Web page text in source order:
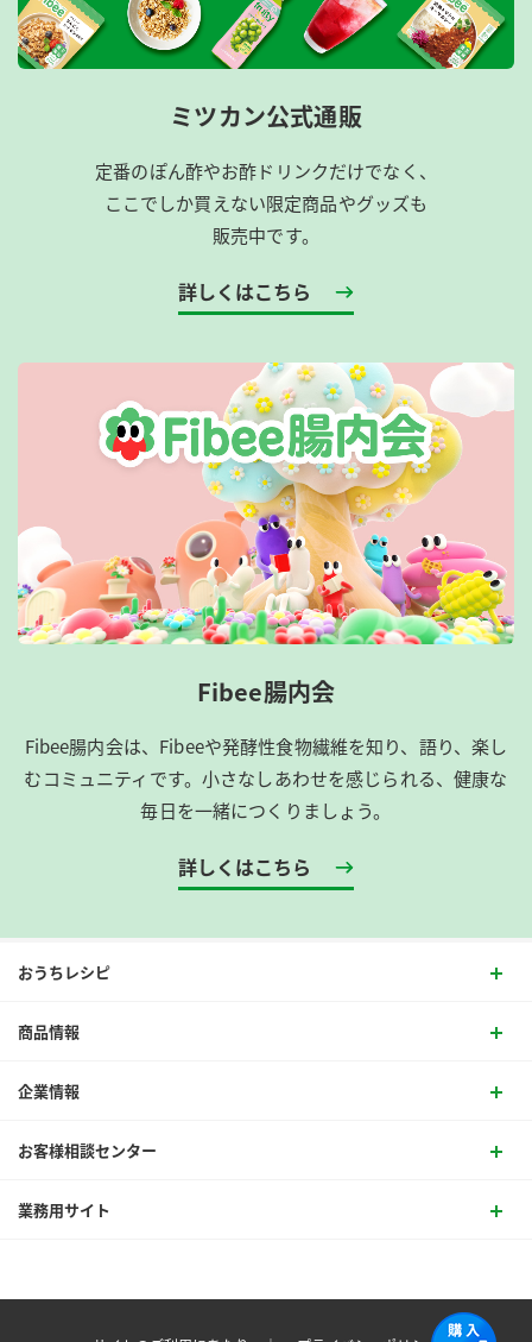
ミツカン公式通販
定番のぽん酢やお酢ドリンクだけでなく、
ここでしか買えない限定商品やグッズも
販売中です。
詳しくはこちら
Fibee腸内会
Fibee腸内会は、​Fibeeや発酵性食物繊維を知り、語り、楽し
むコミュニティです。​小さなしあわせを感じられる、健康な
毎日を一緒につくりましょう。
詳しくはこちら
おうちレシピ
商品情報
企業情報
お客様相談センター
業務用サイト